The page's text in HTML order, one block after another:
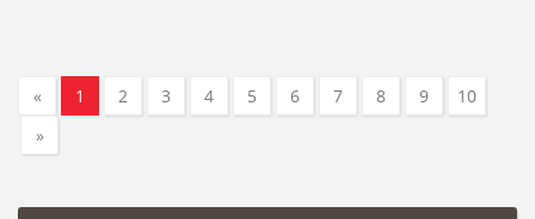
« 1 2 3 4 5 6 7 8 9
10
»